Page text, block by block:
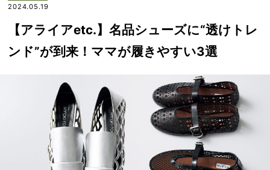
記憶
に一
生残
上の
家族
旅】
を
】都
の
ウト
ドア
ガチ
2024.05.19
【アライアetc.】名品シューズに“透けトレ
ンド”が到来！ママが履きやすい3選